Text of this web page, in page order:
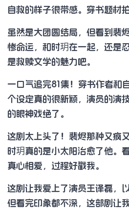
自救的样子很带感。穿书题材
虽然是大团圆结局，但看到裴
惨命运，和时玥在一起，还是
是救赎文学的魅力吧。
一口气追完81集！穿书作者和
个设定真的很新颖，演员的演
的眼神戏绝了。
这剧太上头了！裴烬那种又疯
时玥真的是小太阳治愈了他。
真心相爱，过程好戳我。
这剧让我爱上了演员王译磊，
但看完印象都不深，这部剧让